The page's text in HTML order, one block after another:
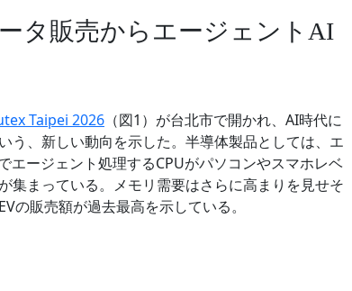
タ販売からエージェントAI
Taipei 2026 （図1）が台北市で開かれ、AI時代に
う、新しい動向を示した。半導体製品としては、エ
エージェント処理するCPUがパソコンやスマホレベ
集まっている。メモリ需要はさらに高まりを見せそ
の販売額が過去最高を示している。